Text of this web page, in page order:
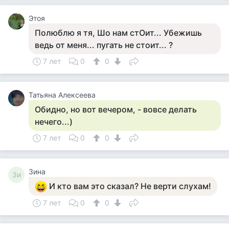
Этоя
Полюблю я тя, Шо нам стОит... Убежишь
ведь от меня... пугать не стоит... ?
7 лет 0 0
Татьяна Алексеева
Обидно, но вот вечером, - вовсе делать
нечего...)
7 лет 0 0
Зи Зина
И кто вам это сказал? Не верти слухам!
7 лет 0 0